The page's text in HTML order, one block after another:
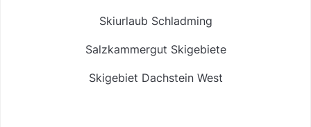
Skiurlaub Schladming
Salzkammergut Skigebiete
Skigebiet Dachstein West